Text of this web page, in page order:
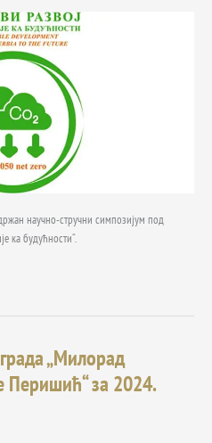
научно-стручни симпозијум под
ка будућности“.
„Милорад
Перишић“ за 2024.